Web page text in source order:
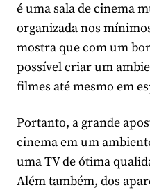
é uma sala de cinema
organizada nos
mostra que com um
possível criar um
filmes até mesmo em
Portanto, a grande
cinema em um
uma TV de ótima
Além também, dos